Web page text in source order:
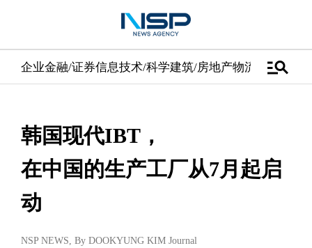
企业金融/证券信息技术/科学建筑/房地产物流/配送汽车
manage_search
韩国现代IBT，
在中国的生产工厂从7月起启
动
NSP NEWS, By DOOKYUNG KIM Journal